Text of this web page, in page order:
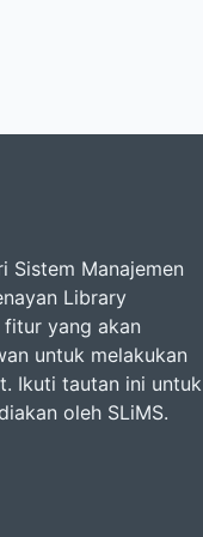
Sistem Manajemen
Library
yang akan
untuk melakukan
Ikuti tautan ini untuk
oleh SLiMS.